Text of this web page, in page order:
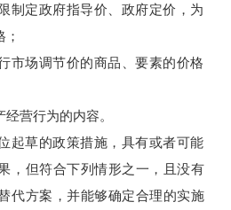
定政府指导价、政府定价，为
场调节价的商品、要素的价格
营行为的内容。
草的政策措施，具有或者可能
，但符合下列情形之一，且没有
代方案，并能够确定合理的实施